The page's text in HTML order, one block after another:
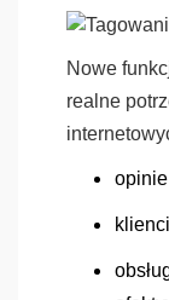
Nowe
realne